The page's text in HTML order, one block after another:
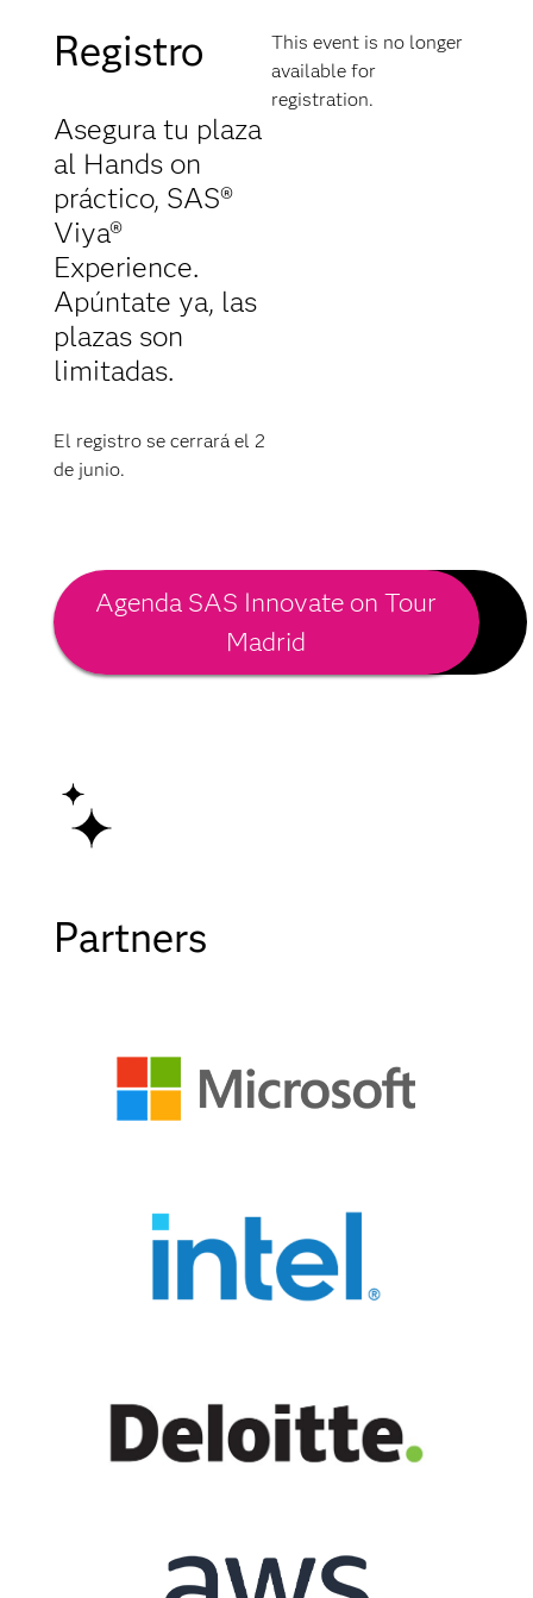
Registro
Asegura tu plaza
al Hands on
práctico, SAS®
Viya®
Experience.
Apúntate ya, las
plazas son
limitadas.
El registro se cerrará el 2
de junio.
This event is no longer
available for
registration.
Agenda SAS Innovate on Tour
Madrid
Partners